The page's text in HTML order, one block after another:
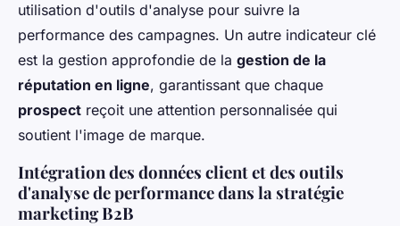
utilisation d'outils d'analyse pour suivre la
performance des campagnes. Un autre indicateur clé
est la gestion approfondie de la gestion de la
réputation en ligne, garantissant que chaque
prospect reçoit une attention personnalisée qui
soutient l'image de marque.
Intégration des données client et des outils
d'analyse de performance dans la stratégie
marketing B2B